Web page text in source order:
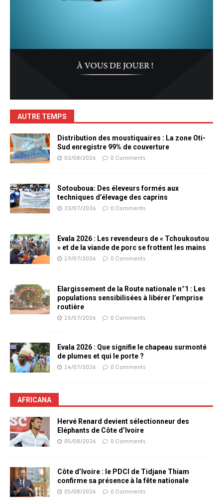
AUTRE TEMPS
Distribution des moustiquaires : La zone Oti-
Sud enregistre 99% de couverture
02/08/2026 0 Comments
Sotouboua: Des éleveurs formés aux
techniques d’élevage des caprins
23/07/2026 0 Comments
Evala 2026 : Les revendeurs de « Tchoukoutou
» et de la viande de porc se frottent les mains
19/07/2026 0 Comments
Elargissement de la Route nationale n°1 : Les
populations sensibilisées à libérer l’emprise
routière
15/07/2026 0 Comments
Evala 2026 : Que signifie le chapeau surmonté
de plumes et qui le porte ?
14/07/2026 0 Comments
AFRICANA
Hervé Renard devient sélectionneur des
Eléphants de Côte d’Ivoire
05/08/2026 0 Comments
Côte d’Ivoire : le PDCI de Tidjane Thiam
confirme sa présence à la fête nationale
05/08/2026 0 Comments